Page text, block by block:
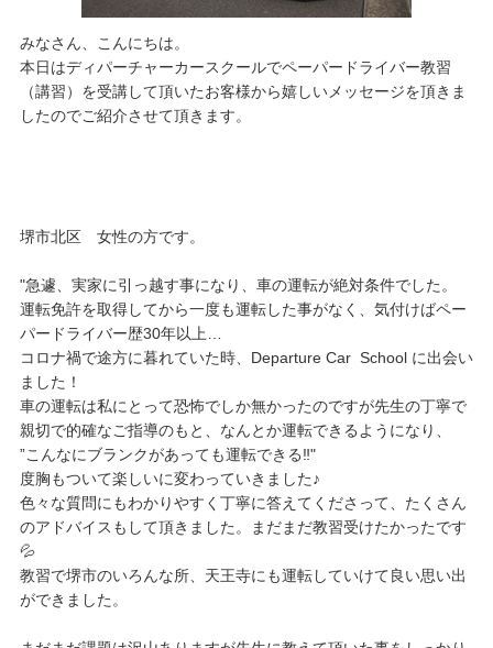
みなさん、こんにちは。
本日はディパーチャーカースクールでペーパードライバー教習
（講習）を受講して頂いたお客様から嬉しいメッセージを頂きま
したのでご紹介させて頂きます。
堺市北区 女性の方です。
"急遽、実家に引っ越す事になり、車の運転が絶対条件でした。
運転免許を取得してから一度も運転した事がなく、気付けばペー
パードライバー歴30年以上…
コロナ禍で途方に暮れていた時、Departure Car School に出会い
ました！
車の運転は私にとって恐怖でしか無かったのですが先生の丁寧で
親切で的確なご指導のもと、なんとか運転できるようになり、
”こんなにブランクがあっても運転できる‼️"
度胸もついて楽しいに変わっていきました♪
色々な質問にもわかりやすく丁寧に答えてくださって、たくさん
のアドバイスもして頂きました。まだまだ教習受けたかったです
💦
教習で堺市のいろんな所、天王寺にも運転していけて良い思い出
ができました。